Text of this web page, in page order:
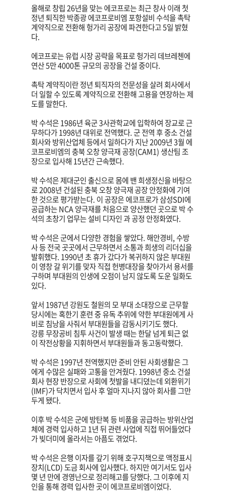
올해로 창립 26년을 맞는 에코프로는 최근 창사 이래 첫
정년 퇴직한 박종광 에코프로비엠 포항설비 수석을 촉탁
계약직으로 전환해 헝가리 공장에 파견한다고 5일 밝혔
다.
에코프로는 유럽 시장 공략을 목표로 헝가리 데브레첸에
연산 5만 4000톤 규모의 공장을 건설 중이다.
촉탁 계약직이란 정년 퇴직자의 전문성을 살려 회사에서
더 일할 수 있도록 계약직으로 전환해 고용을 연장하는 제
도를 말한다.
박 수석은 1986년 육군 3사관학교에 입학하여 장교로 근
무하다가 1998년 대위로 전역했다. 군 전역 후 중소 건설
회사와 방위산업체 등에서 일하다가 지난 2009년 3월 에
코프로비엠의 충북 오창 양극재 공장(CAM1) 생산팀 조
장으로 입사해 15년간 근속했다.
박 수석은 제대군인 출신으로 몸에 밴 희생정신을 바탕으
로 2008년 건설된 충북 오창 양극재 공장 안정화에 기여
한 것으로 평가받는다. 이 공장은 에코프로가 삼성SDI에
공급하는 NCA 양극재를 처음으로 양산했던 곳으로 박 수
석의 초창기 업무는 설비 디자인 과 공정 안정화였다.
박 수석은 군에서 다양한 경험을 쌓았다. 해안경비, 수방
사 등 전국 곳곳에서 근무하면서 소통과 희생의 리더십을
발휘했다. 1990년 초 휴가 갔다가 복귀하지 않은 부대원
이 영창 갈 위기를 맞자 직접 헌병대장을 찾아가서 용서를
구하며 부대원의 인생에 오점이 남지 않도록 도운 일화도
있다.
앞서 1987년 강원도 철원의 모 부대 소대장으로 근무할
당시에는 혹한기 훈련 중 유독 추위에 약한 부대원에게 사
비로 침낭을 사줘서 부대원들을 감동시키기도 했다.
강릉 무장공비 침투 사건이 발생 때는 한달 넘게 퇴근 없
이 작전상황을 지휘하면서 부대원들과 동고동락했다.
박 수석은 1997년 전역했지만 준비 안된 사회생활은 그
에게 수많은 실패와 고통을 안겨줬다. 1998년 중소 건설
회사 현장 반장으로 사회에 첫발을 내디뎠는데 외환위기
(IMF)가 닥치면서 입사 후 얼마 지나지 않아 회사를 그만
두게 됐다.
이후 박 수석은 군에 방탄복 등 비품을 공급하는 방위산업
체에 경력 입사하고 1년 뒤 관련 사업에 직접 뛰어들었다
가 빚더미에 올라서는 아픔도 겪었다.
박 수석은 은행 이자를 갚기 위해 호구지책으로 액정표시
장치(LCD) 도금 회사에 입사했다. 하지만 여기서도 입사
몇 년 만에 경영난으로 정리해고를 당했다. 그 이후에 지
인을 통해 경력 입사한 곳이 에코프로비엠이었다.